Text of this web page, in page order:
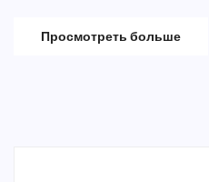
Просмотреть больше